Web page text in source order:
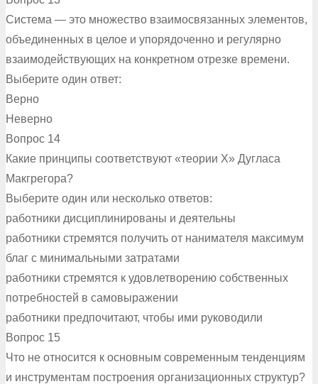
Система — это множество взаимосвязанных элементов,
объединенных в целое и упорядоченно и регулярно
взаимодействующих на конкретном отрезке времени.
Выберите один ответ:
Верно
Неверно
Вопрос 14
Какие принципы соответствуют «теории Х» Дугласа
Макгрегора?
Выберите один или несколько ответов:
работники дисциплинированы и деятельны
работники стремятся получить от нанимателя максимум
благ с минимальными затратами
работники стремятся к удовлетворению собственных
потребностей в самовыражении
работники предпочитают, чтобы ими руководили
Вопрос 15
Что не относится к основным современным тенденциям
и инструментам построения организационных структур?